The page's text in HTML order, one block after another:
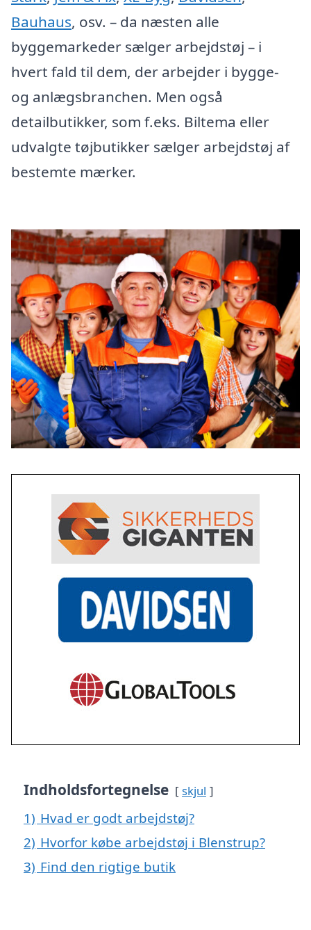
Bauhaus, osv. – da næsten alle
byggemarkeder sælger arbejdstøj – i
hvert fald til dem, der arbejder i bygge-
og anlægsbranchen. Men også
detailbutikker, som f.eks. Biltema eller
udvalgte tøjbutikker sælger arbejdstøj af
bestemte mærker.
Indholdsfortegnelse skjul
1) Hvad er godt arbejdstøj?
2) Hvorfor købe arbejdstøj i Blenstrup?
3) Find den rigtige butik